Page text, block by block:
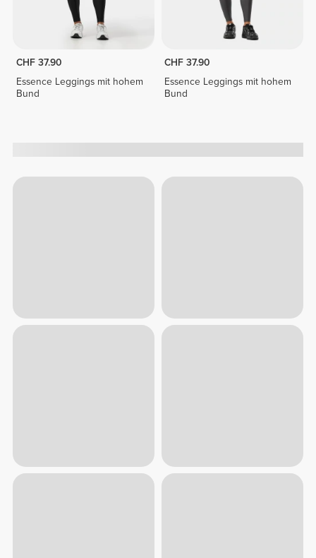
CHF 37.90
Essence Leggings mit hohem
Bund
CHF 37.90
Essence Leggings mit hohem
Bund